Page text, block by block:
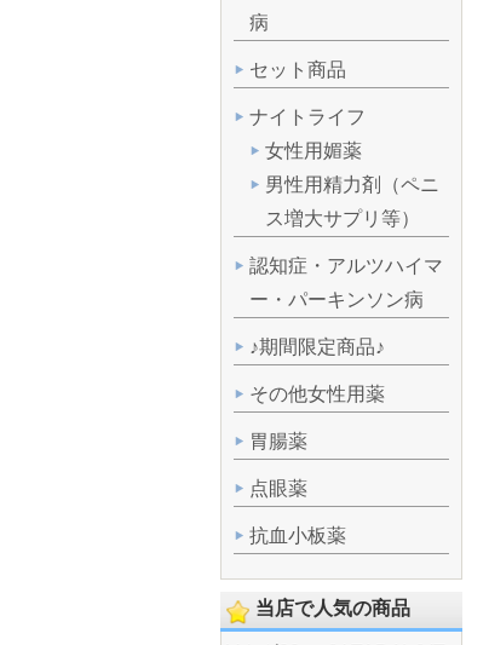
病
セット商品
ナイトライフ
女性用媚薬
男性用精力剤（ペニ
ス増大サプリ等）
認知症・アルツハイマ
ー・パーキンソン病
♪期間限定商品♪
その他女性用薬
胃腸薬
点眼薬
抗血小板薬
当店で人気の商品